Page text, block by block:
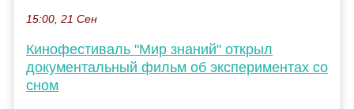
15:00, 21 Сен
Кинофестиваль "Мир знаний" открыл
документальный фильм об экспериментах со
сном